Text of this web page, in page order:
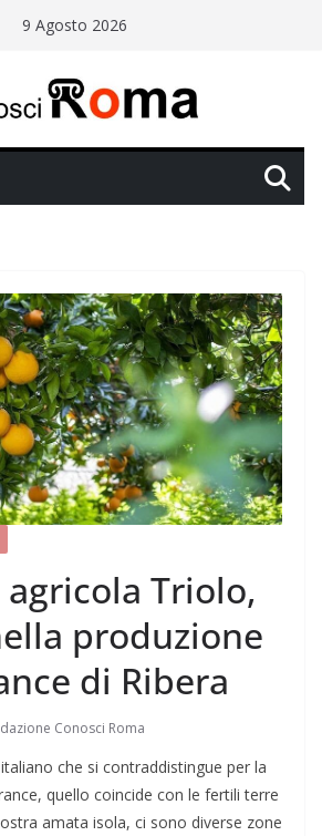
9 Agosto 2026
Triolo,
produzione
di Ribera
Conosci Roma
che si contraddistingue per la
quello coincide con le fertili terre
amata isola, ci sono diverse zone